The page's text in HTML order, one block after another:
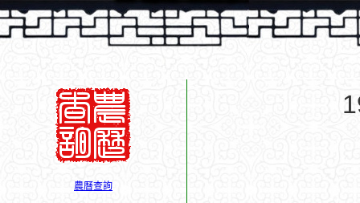
農曆查詢